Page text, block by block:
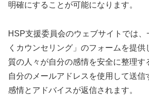
明確にすることが可能になります。
HSP支援委員会のウェブサイトでは
くカウンセリング」のフォームを提
質の人々が自分の感情を安全に整理す
自分のメールアドレスを使用して送信
感情とアドバイスが返信されます。